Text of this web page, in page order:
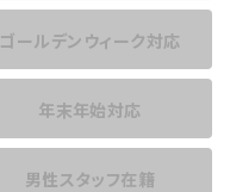
ゴールデンウィーク対応
年末年始対応
男性スタッフ在籍